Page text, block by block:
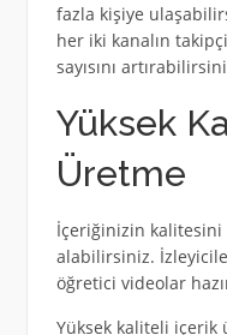
fazla kişiye
her iki kanalın
sayısını
Yüksek
Üretme
İçeriğinizin kalitesini
alabilirsiniz.
öğretici videolar
Yüksek kaliteli